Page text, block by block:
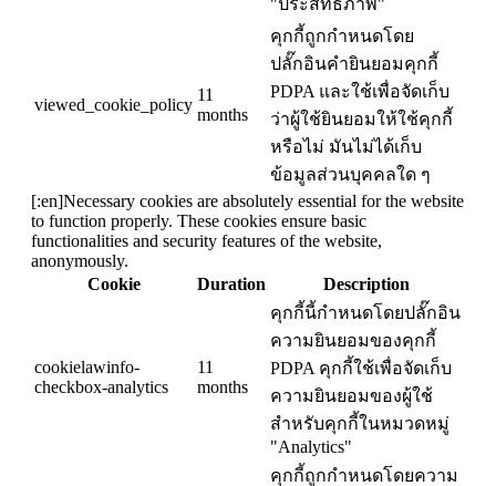
viewed_cookie_policy
11
months
คุกกี้ถูกกำหนดโดย
ปลั๊กอินคำยินยอมคุกกี้
PDPA และใช้เพื่อจัดเก็บ
ว่าผู้ใช้ยินยอมให้ใช้คุกกี้
หรือไม่ มันไม่ได้เก็บ
ข้อมูลส่วนบุคคลใด ๆ
[:en]Necessary cookies are absolutely essential for the website
to function properly. These cookies ensure basic
functionalities and security features of the website,
anonymously.
Cookie
Duration Description
cookielawinfo-
checkbox-analytics
11
months
คุกกี้นี้กำหนดโดยปลั๊กอิน
ความยินยอมของคุกกี้
PDPA คุกกี้ใช้เพื่อจัดเก็บ
ความยินยอมของผู้ใช้
สำหรับคุกกี้ในหมวดหมู่
"Analytics"
คุกกี้ถูกกำหนดโดยความ